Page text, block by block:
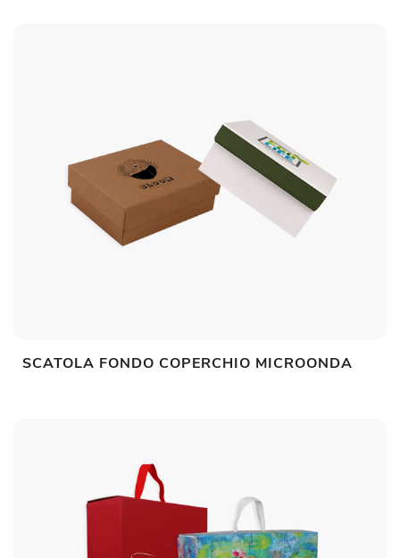
SCATOLA FONDO COPERCHIO MICROONDA